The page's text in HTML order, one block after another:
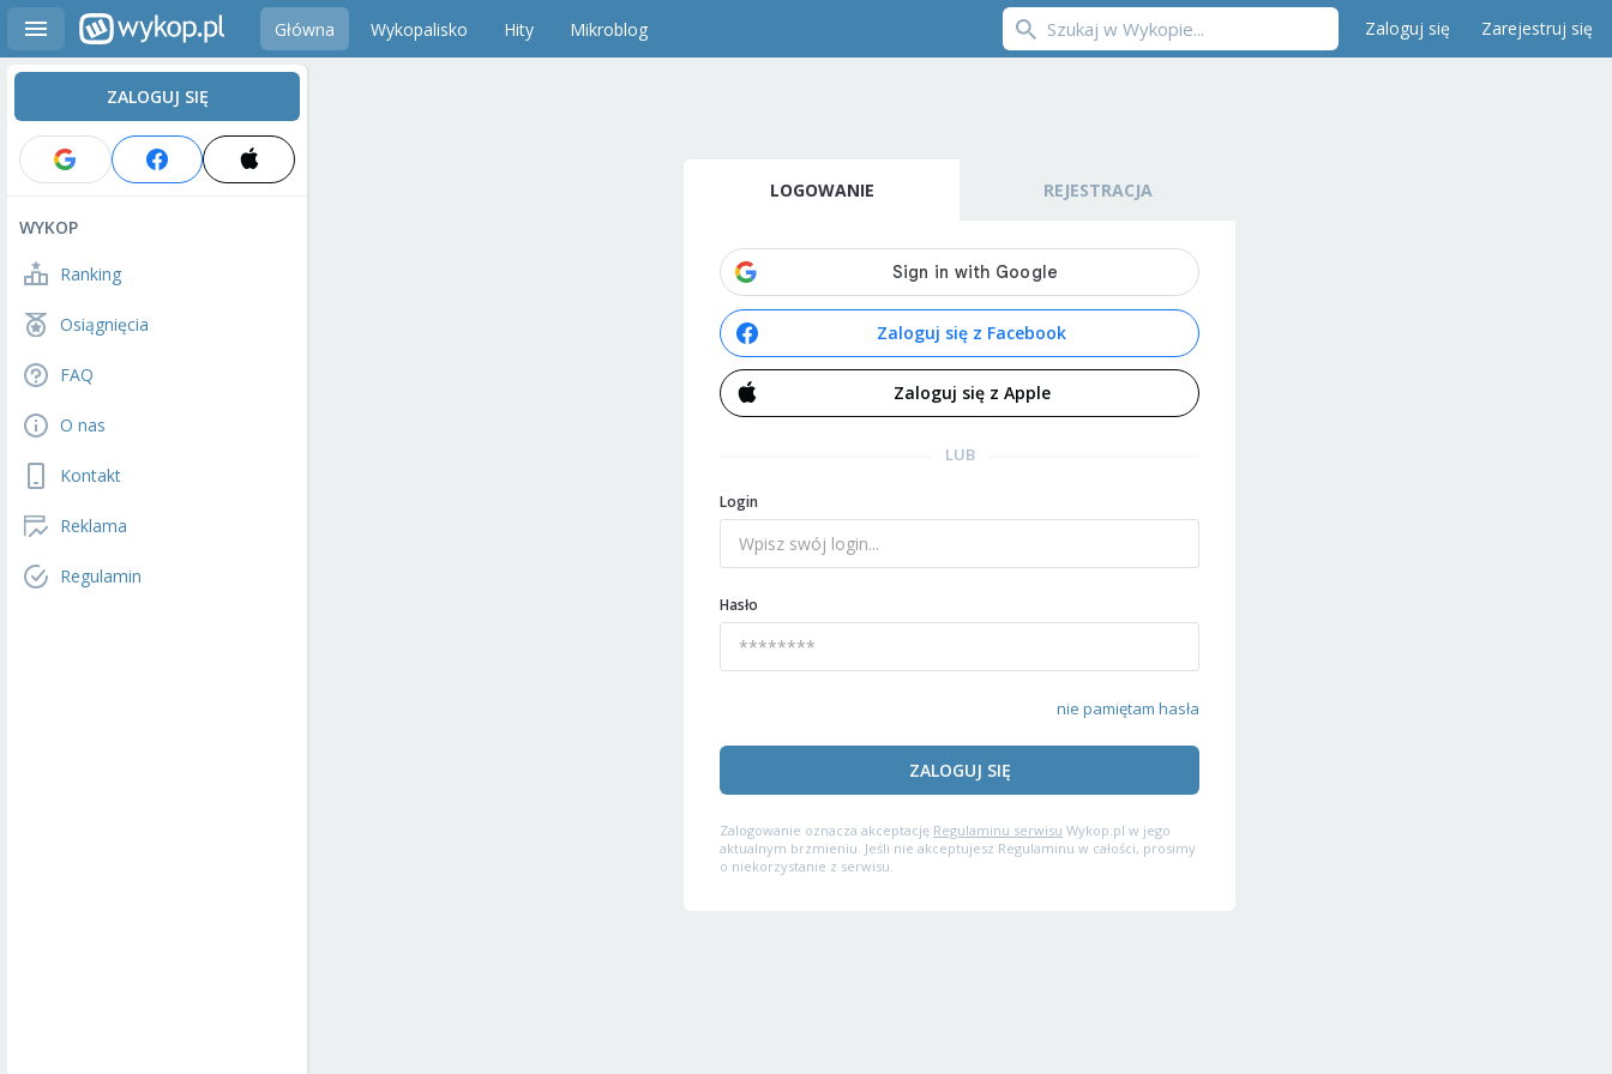
Główna Wykopalisko Hity Mikroblog Zaloguj się Zarejestruj się
ZALOGUJ SIĘ
WYKOP
Ranking
Osiągnięcia
FAQ
O nas
Kontakt
Reklama
Regulamin
LOGOWANIE REJESTRACJA
Zaloguj się z Facebook
Zaloguj się z Apple
LUB
Login
Hasło
nie pamiętam hasła
ZALOGUJ SIĘ
Zalogowanie oznacza akceptację Regulaminu serwisu Wykop.pl w jego
aktualnym brzmieniu. Jeśli nie akceptujesz Regulaminu w całości, prosimy
o niekorzystanie z serwisu.